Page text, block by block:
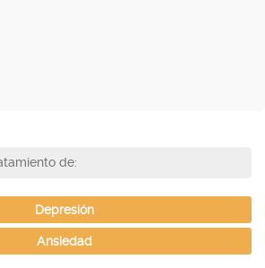
de:
Depresión
Ansiedad